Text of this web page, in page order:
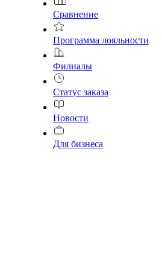
Сравнение
Программа лояльности
Филиалы
Статус заказа
Новости
Для бизнеса